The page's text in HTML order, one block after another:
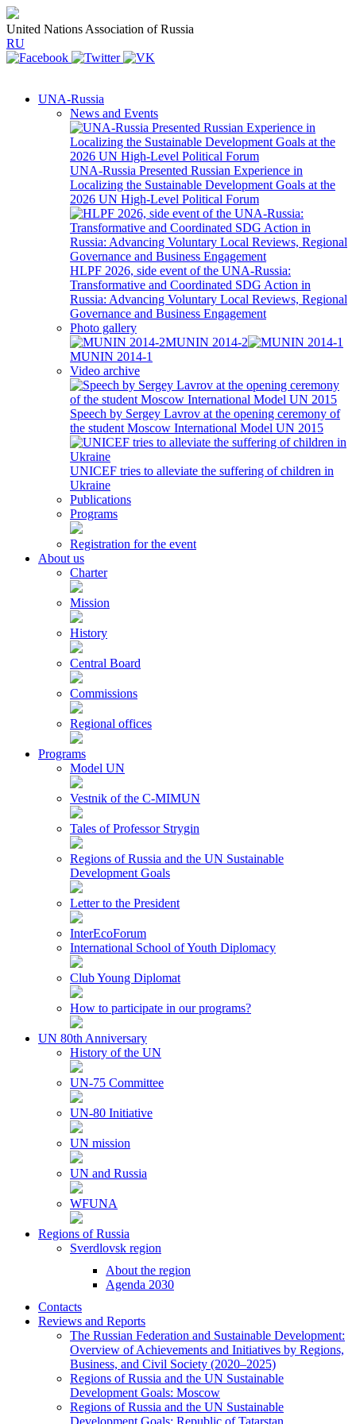
United Nations Association of Russia
RU
UNA-Russia
News and Events
UNA-Russia Presented Russian Experience in
Localizing the Sustainable Development Goals at the
2026 UN High-Level Political Forum
HLPF 2026, side event of the UNA-Russia:
Transformative and Coordinated SDG Action in
Russia: Advancing Voluntary Local Reviews, Regional
Governance and Business Engagement
Photo gallery
MUNIN 2014-2
MUNIN 2014-1
Video archive
Speech by Sergey Lavrov at the opening ceremony of
the student Moscow International Model UN 2015
UNICEF tries to alleviate the suffering of children in
Ukraine
Publications
Programs
Registration for the event
About us
Charter
Mission
History
Central Board
Commissions
Regional offices
Programs
Model UN
Vestnik of the C-MIMUN
Tales of Professor Strygin
Regions of Russia and the UN Sustainable
Development Goals
Letter to the President
InterEcoForum
International School of Youth Diplomacy
Club Young Diplomat
How to participate in our programs?
UN 80th Anniversary
History of the UN
UN-75 Committee
UN-80 Initiative
UN mission
UN and Russia
WFUNA
Regions of Russia
Sverdlovsk region
About the region
Agenda 2030
Contacts
Reviews and Reports
The Russian Federation and Sustainable Development:
Overview of Achievements and Initiatives by Regions,
Business, and Civil Society (2020–2025)
Regions of Russia and the UN Sustainable
Development Goals: Moscow
Regions of Russia and the UN Sustainable
Development Goals: Republic of Tatarstan